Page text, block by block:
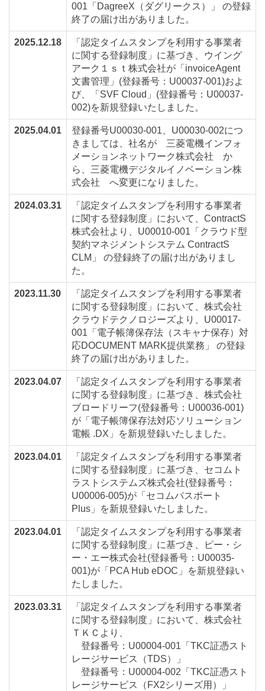
001「DagreeX（ダグリークス）」 の登録
終了の届け出がありました。
2025.12.18
「認定タイムスタンプを利用する事業者
に関する登録制度」に基づき、ウイング
アーク１ｓｔ株式会社が「invoiceAgent
文書管理」(登録番号：U00037-001)およ
び、「SVF Cloud」(登録番号：U00037-
002)を新規登録いたしました。
2025.04.01
登録番号U00030-001、U00030-002につ
きましては、社名が 三菱電機インフォ
メーションネットワーク株式会社 か
ら、三菱電機デジタルイノベーション株
式会社 へ変更になりました。
2024.03.31
「認定タイムスタンプを利用する事業者
に関する登録制度」において、ContractS
株式会社より、U00010-001「クラウド型
契約マネジメントシステム ContractS
CLM」 の登録終了の届け出がありまし
た。
2023.11.30
「認定タイムスタンプを利用する事業者
に関する登録制度」において、株式会社
クラウドテクノロジーズより、U00017-
001「電子帳簿保存法（スキャナ保存）対
応DOCUMENT MARK提供業務」 の登録
終了の届け出がありました。
2023.04.07
「認定タイムスタンプを利用する事業者
に関する登録制度」に基づき、株式会社
ブロードリーフ(登録番号：U00036-001)
が「電子帳簿保存法対応ソリューション
電帳 .DX」を新規登録いたしました。
2023.04.01
「認定タイムスタンプを利用する事業者
に関する登録制度」に基づき、セコムト
ラストシステムズ株式会社(登録番号：
U00006-005)が「セコムパスポート
Plus」を新規登録いたしました。
2023.04.01
「認定タイムスタンプを利用する事業者
に関する登録制度」に基づき、ピー・シ
ー・エー株式会社(登録番号：U00035-
001)が「PCA Hub eDOC」を新規登録い
たしました。
2023.03.31
「認定タイムスタンプを利用する事業者
に関する登録制度」において、株式会社
ＴＫＣより、
登録番号：U00004-001「TKC証憑スト
レージサービス（TDS）」
登録番号：U00004-002「TKC証憑スト
レージサービス（FX2シリーズ用）」